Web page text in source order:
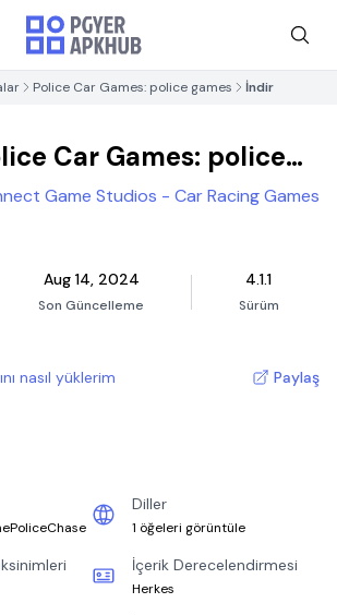
Police Car Games: police games İndir
Car Games: police
Game Studios - Car Racing Games
Aug 14, 2024
Son Güncelleme
4.1.1
Sürüm
nasıl yüklerim Paylaş
Diller
1 öğeleri görüntüle
İçerik Derecelendirmesi
Herkes